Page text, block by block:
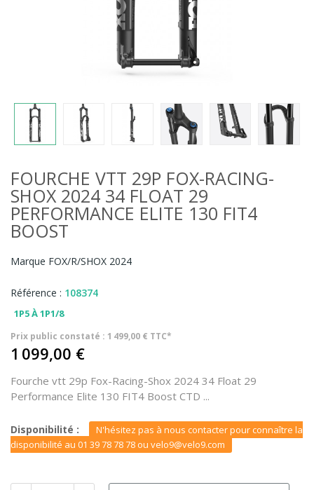
FOURCHE VTT 29P FOX-RACING-
SHOX 2024 34 FLOAT 29
PERFORMANCE ELITE 130 FIT4
BOOST
Marque FOX/R/SHOX 2024
Référence : 108374
1P5 À 1P1/8
Prix public constaté : 1 499,00 € TTC*
1 099,00 €
Fourche vtt 29p Fox-Racing-Shox 2024 34 Float 29
Performance Elite 130 FIT4 Boost CTD ...
Disponibilité :
N'hésitez pas à nous contacter pour connaître la
disponibilité au 01 39 78 78 78 ou velo9@velo9.com